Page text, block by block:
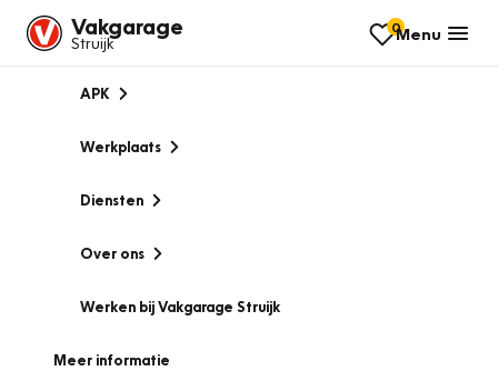
Vakgarage
Struijk
0Menu
APK
Werkplaats
Diensten
Over ons
Werken bij Vakgarage Struijk
Meer informatie